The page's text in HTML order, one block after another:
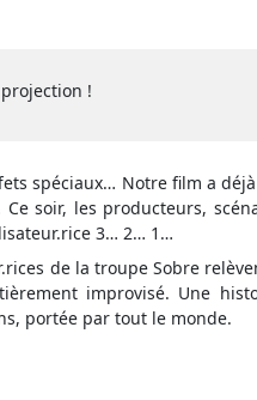
!
spéciaux… Notre film a
soir, les producteurs,
3… 2… 1…
de la troupe Sobre
improvisé. Une
portée par tout le monde.